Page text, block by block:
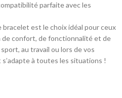
parfaite avec les
est le choix idéal pour ceux
confort, de fonctionnalité et de
au travail ou lors de vos
à toutes les situations !